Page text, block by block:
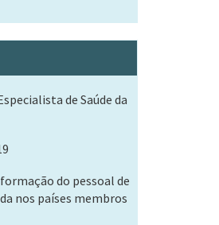
de Saúde da
do pessoal de
nos países membros